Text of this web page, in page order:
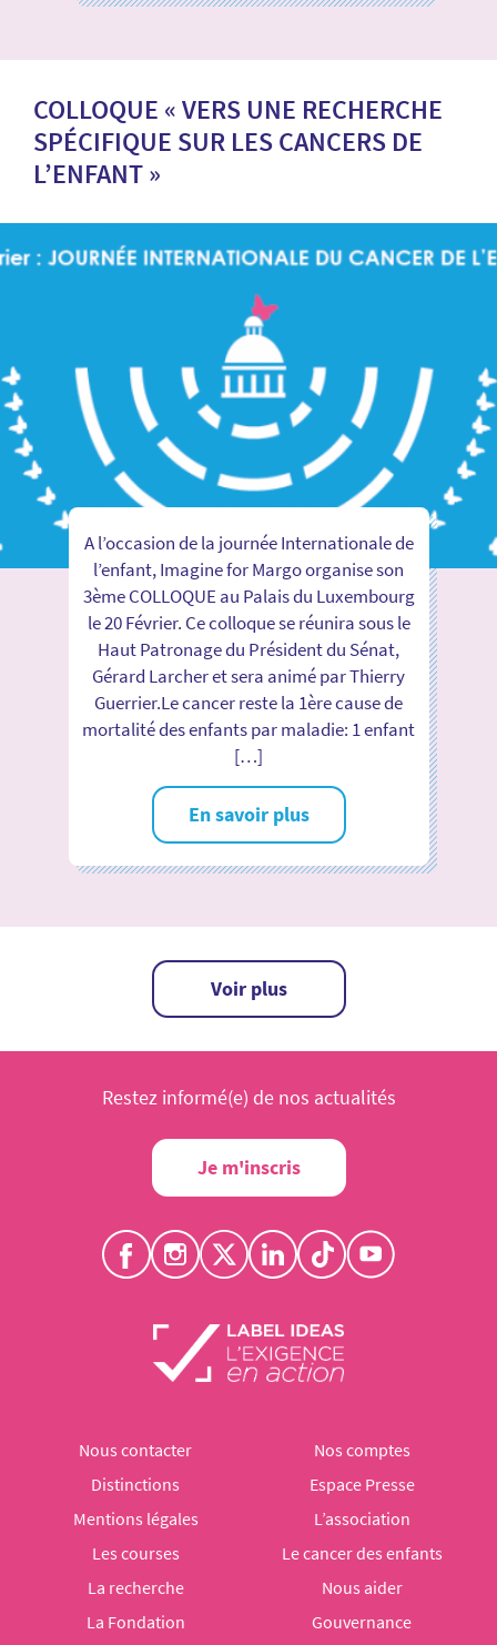
COLLOQUE « VERS UNE RECHERCHE
SPÉCIFIQUE SUR LES CANCERS DE
L’ENFANT »
A l’occasion de la journée Internationale de
l’enfant, Imagine for Margo organise son
3ème COLLOQUE au Palais du Luxembourg
le 20 Février. Ce colloque se réunira sous le
Haut Patronage du Président du Sénat,
Gérard Larcher et sera animé par Thierry
Guerrier.Le cancer reste la 1ère cause de
mortalité des enfants par maladie: 1 enfant
[…]
En savoir plus
Voir plus
Restez informé(e) de nos actualités
Je m'inscris
Nous contacter
Nos comptes
Distinctions
Espace Presse
Mentions légales
L’association
Les courses
Le cancer des enfants
La recherche
Nous aider
La Fondation
Gouvernance